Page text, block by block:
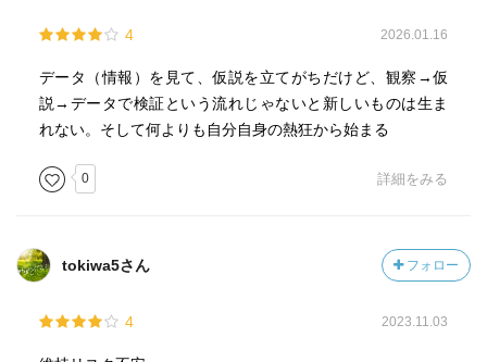
4 2026.01.16
データ（情報）を見て、仮説を立てがちだけど、観察→仮
説→データで検証という流れじゃないと新しいものは生ま
れない。そして何よりも自分自身の熱狂から始まる
0 詳細をみる
tokiwa5さん フォロー
4 2023.11.03